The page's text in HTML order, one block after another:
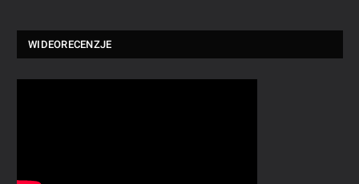
WIDEORECENZJE